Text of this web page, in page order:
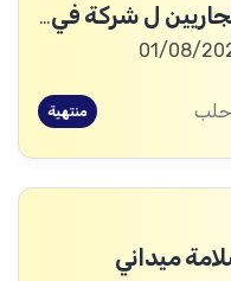
مطلوب مندوبين تجاريين ل شركة في مجال المنتجات الطبية التجميلية
حلب منتهية
ميداني